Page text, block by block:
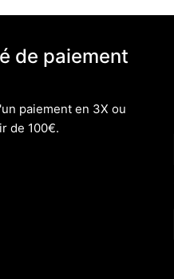
de paiement
paiement en 3X ou
de 100€.